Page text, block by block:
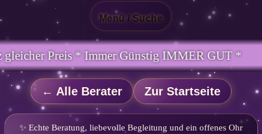
Menü / Suche
GUT *
← Alle Berater Zur Startseite
✨ Echte Beratung, liebevolle Begleitung und ein offenes Ohr